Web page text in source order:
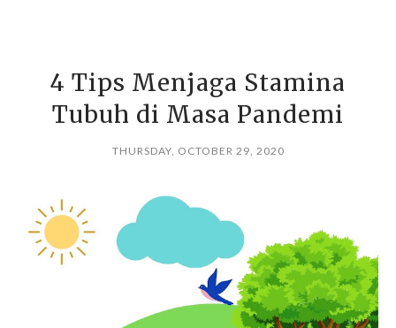
4 Tips Menjaga Stamina
Tubuh di Masa Pandemi
THURSDAY, OCTOBER 29, 2020